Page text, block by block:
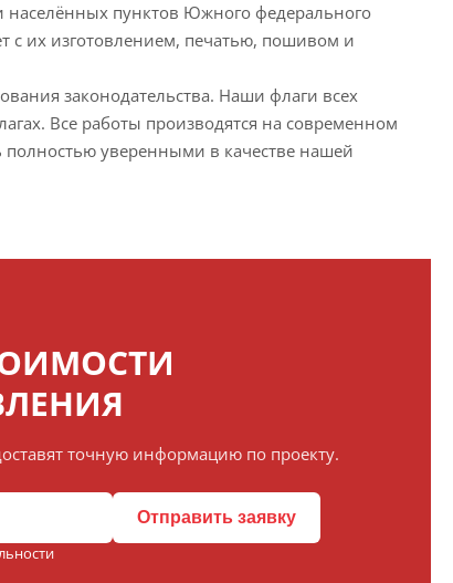
населённых пунктов Южного федерального
с их изготовлением, печатью, пошивом и
законодательства. Наши флаги всех
Все работы производятся на современном
уверенными в качестве нашей
точную информацию по проекту.
Отправить заявку